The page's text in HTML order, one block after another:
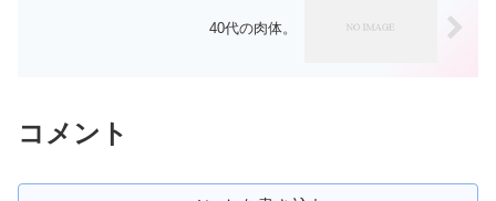
40代の肉体。
コメント